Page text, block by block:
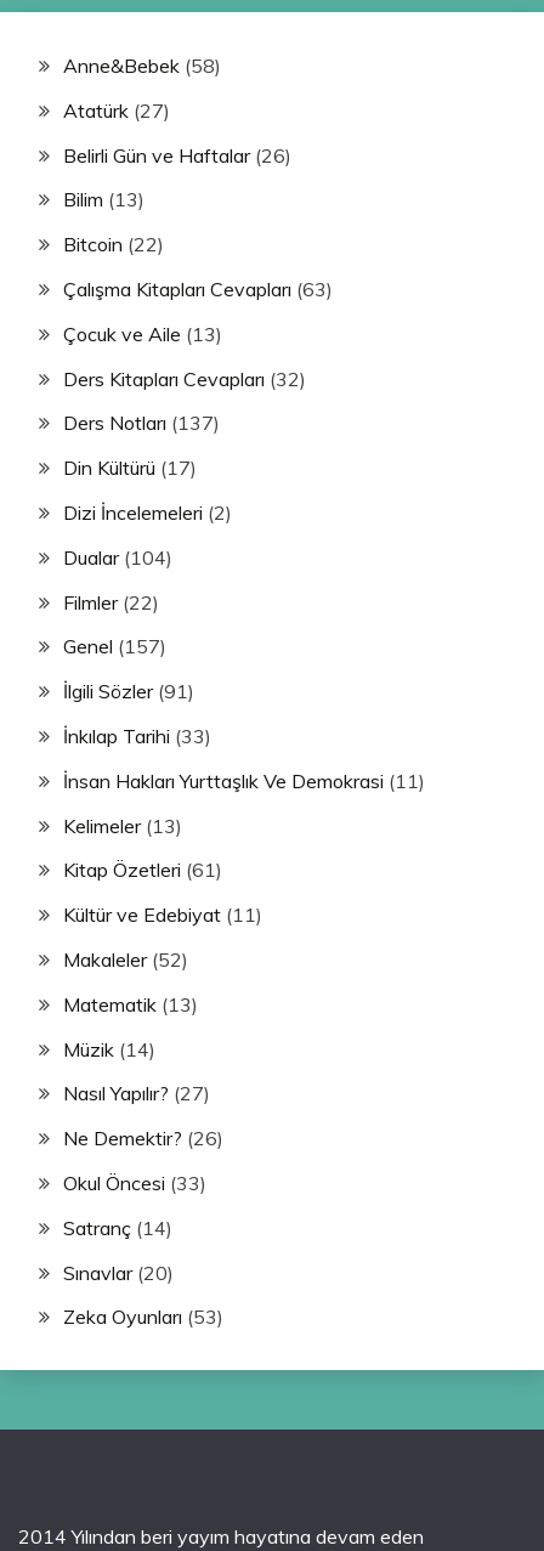
Anne&Bebek (58)
Atatürk (27)
Belirli Gün ve Haftalar(26)
Bilim (13)
Bitcoin (22)
Çalışma Kitapları Cevapları (63)
Çocuk ve Aile (13)
Ders Kitapları Cevapları (32)
Ders Notları (137)
Din Kültürü (17)
Dizi İncelemeleri (2)
Dualar(104)
Filmler(22)
Genel (157)
İlgili Sözler(91)
İnkılap Tarihi (33)
İnsan Hakları Yurttaşlık Ve Demokrasi (11)
Kelimeler(13)
Kitap Özetleri (61)
Kültür ve Edebiyat (11)
Makaleler(52)
Matematik (13)
Müzik (14)
Nasıl Yapılır? (27)
Ne Demektir? (26)
Okul Öncesi (33)
Satranç (14)
Sınavlar(20)
Zeka Oyunları (53)
2014 Yılından beri yayım hayatına devam eden